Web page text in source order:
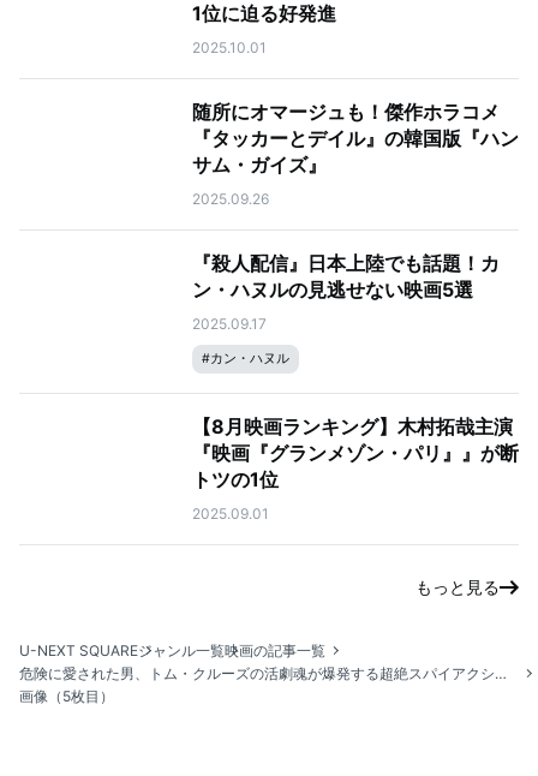
1位に迫る好発進
2025.10.01
随所にオマージュも！傑作ホラコメ
『タッカーとデイル』の韓国版『ハン
サム・ガイズ』
2025.09.26
『殺人配信』日本上陸でも話題！カ
ン・ハヌルの見逃せない映画5選
2025.09.17
#カン・ハヌル
【8月映画ランキング】木村拓哉主演
『映画『グランメゾン・パリ』』が断
トツの1位
2025.09.01
もっと見る
U-NEXT SQUAREジャンル一覧映画の記事一覧
危険に愛された男、トム・クルーズの活劇魂が爆発する超絶スパイアクション・シリーズ『ミッション：インポッシブル』を再見せよ！
画像（5枚目）